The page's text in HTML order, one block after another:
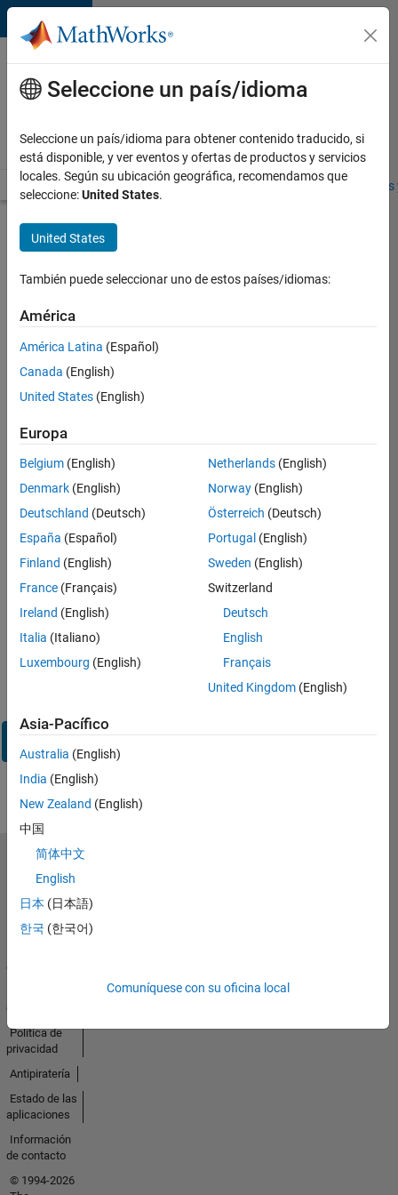
Saltar al contenido
Ofertas
de
empleo
MathWorks
Visión general Búsqueda de empleo Oficinas locales
Enviar
solicitud
Technical
Writer
Inicie
sesión
en
cuenta
de
empleo
Contraseña
¿Olvidó
Iniciar
sesión
Seleccione un país/idioma
Seleccione un país/idioma para obtener contenido traducido, si
está disponible, y ver eventos y ofertas de productos y servicios
locales. Según su ubicación geográfica, recomendamos que
seleccione:United States.
United States
También puede seleccionar uno de estos países/idiomas:
América
América Latina (Español)
Canada (English)
United States (English)
Europa
Belgium (English)
Denmark (English)
Deutschland (Deutsch)
España (Español)
Finland (English)
France (Français)
Ireland (English)
Italia (Italiano)
Luxembourg (English)
Netherlands(English)
Norway(English)
Österreich (Deutsch)
Portugal (English)
Sweden (English)
Switzerland
Deutsch
English
Français
United Kingdom(English)
Asia-Pacífico
Australia (English)
India (English)
New Zealand (English)
中国
简体中文
English
日本 (日本語)
한국 (한국어)
Comuníquese con su oficina local
Seleccione un país/idioma
América
Latina
confianza
comerciales
Política de
privacidad
Antipiratería
Estado de las
aplicaciones
Información
de contacto
© 1994-2026